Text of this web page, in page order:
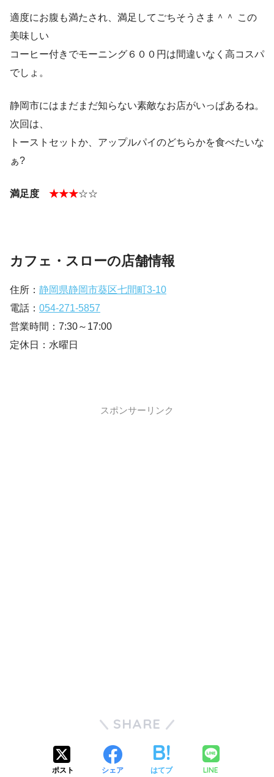
適度にお腹も満たされ、満足してごちそうさま＾＾ この
美味しい
コーヒー付きでモーニング６００円は間違いなく高コスパ
でしょ。
静岡市にはまだまだ知らない素敵なお店がいっぱあるね。
次回は、
トーストセットか、アップルパイのどちらかを食べたいな
ぁ?
満足度 ★★★☆☆
カフェ・スローの店舗情報
住所： 静岡県静岡市葵区七間町3-10
電話： 054-271-5857
営業時間：7:30～17:00
定休日：水曜日
スポンサーリンク
SHARE
ポスト シェア はてブ LINE